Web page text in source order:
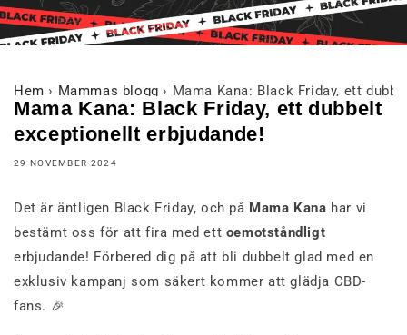
Hem › Mammas blogg › Mama Kana: Black Friday, ett
Mama Kana: Black Friday, ett dubbelt
exceptionellt erbjudande!
29 NOVEMBER 2024
Det är äntligen Black Friday, och på Mama Kana har vi
bestämt oss för att fira med ett oemotståndligt
erbjudande! Förbered dig på att bli dubbelt glad med en
exklusiv kampanj som säkert kommer att glädja CBD-
fans. 🎉